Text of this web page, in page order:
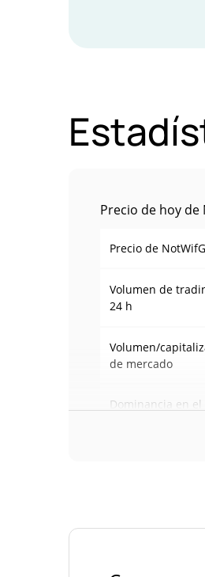
Precio de hoy de
Precio de
Volumen de
24 h
Volumen/
de mercado
Dominancia en el